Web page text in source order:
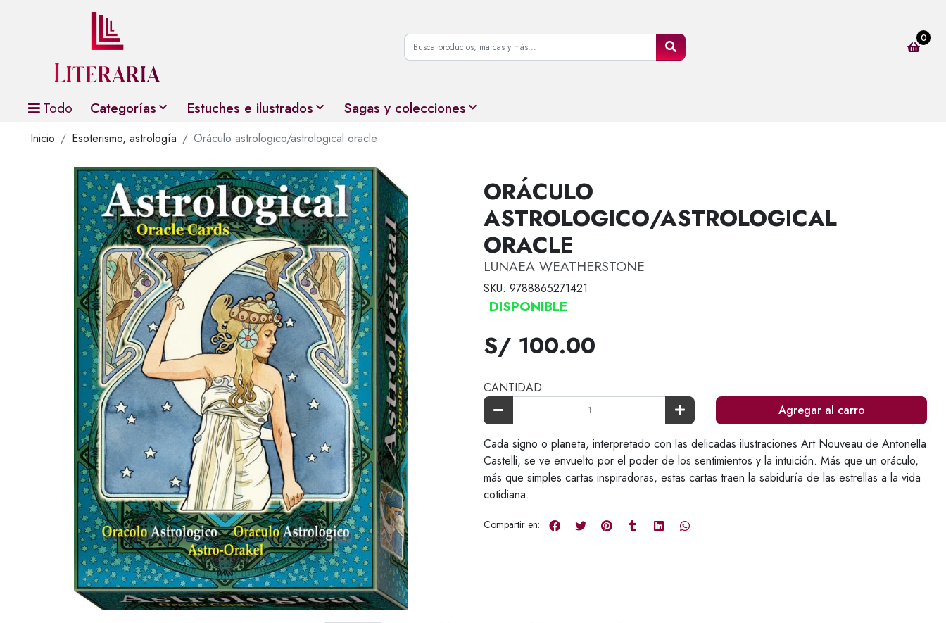
0
Todo Categorías Estuches e ilustrados Sagas y colecciones
Inicio Esoterismo, astrología Oráculo astrologico/astrological oracle
ORÁCULO
ASTROLOGICO/ASTROLOGICAL
ORACLE
LUNAEA WEATHERSTONE
SKU: 9788865271421
DISPONIBLE
S/ 100.00
CANTIDAD
Agregar al carro
Cada signo o planeta, interpretado con las delicadas ilustraciones Art Nouveau de Antonella
Castelli, se ve envuelto por el poder de los sentimientos y la intuición. Más que un oráculo,
más que simples cartas inspiradoras, estas cartas traen la sabiduría de las estrellas a la vida
cotidiana.
Compartir en: